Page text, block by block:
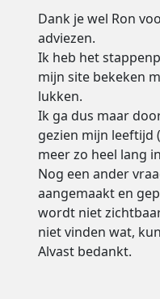
Dank je wel Ron
adviezen.
Ik heb het
mijn site bekeken
lukken.
Ik ga dus maar
gezien mijn leeftijd
meer zo heel lang
Nog een ander
aangemaakt en
wordt niet
niet vinden wat,
Alvast bedankt.